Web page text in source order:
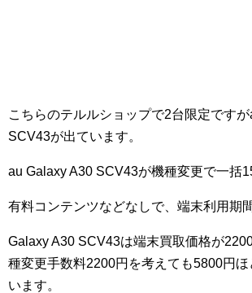
こちらのテルルショップで2台限定です
SCV43が出ています。
au Galaxy A30 SCV43が機種変更で一括
有料コンテンツなどなしで、端末利用期
Galaxy A30 SCV43は端末買取価格が
種変更手数料2200円を考えても5800円
います。